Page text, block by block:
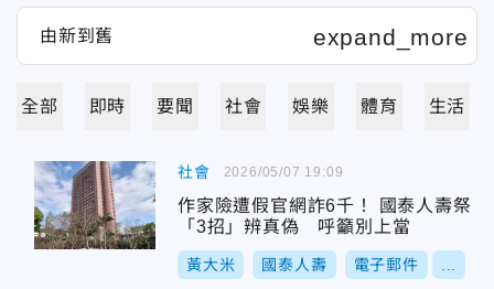
全部 即時 要聞 社會 娛樂 體育 生活
社會
作家險遭假官網詐6千！ 國泰人壽祭
「3招」辨真偽 呼籲別上當
黃大米 國泰人壽 電子郵件
2026/05/07 19:09